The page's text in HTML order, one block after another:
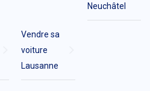
Neuchâtel
Vendre sa
voiture
Lausanne